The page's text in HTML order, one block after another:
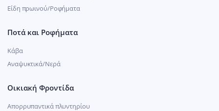
Είδη πρωινού/Ροφήματα
Ποτά και Ροφήματα
Κάβα
Αναψυκτικά/Νερά
Οικιακή Φροντίδα
Απορρυπαντικά πλυντηρίου